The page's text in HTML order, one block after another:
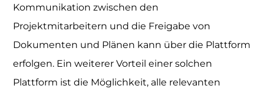
Kommunikation zwischen den
Projektmitarbeitern und die Freigabe von
Dokumenten und Plänen kann über die Plattform
erfolgen. Ein weiterer Vorteil einer solchen
Plattform ist die Möglichkeit, alle relevanten